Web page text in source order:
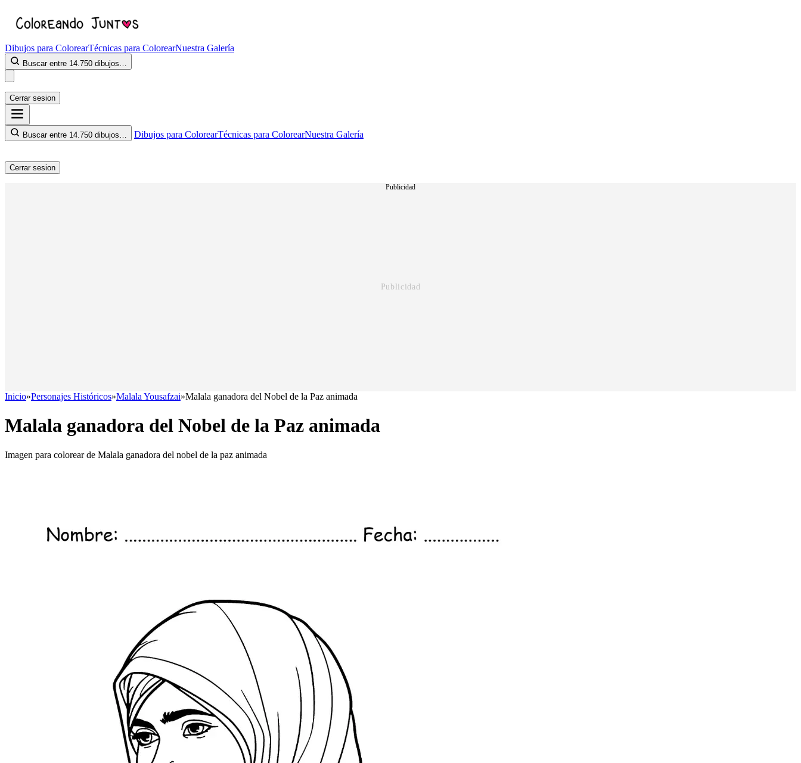
Dibujos para ColorearTécnicas para ColorearNuestra Galería
Buscar entre 14.750 dibujos…
Cerrar sesion
Buscar entre 14.750 dibujos… Dibujos para ColorearTécnicas para ColorearNuestra Galería
Cerrar sesion
Publicidad
Inicio»Personajes Históricos»Malala Yousafzai»Malala ganadora del Nobel de la Paz animada
Malala ganadora del Nobel de la Paz animada
Imagen para colorear de Malala ganadora del nobel de la paz animada